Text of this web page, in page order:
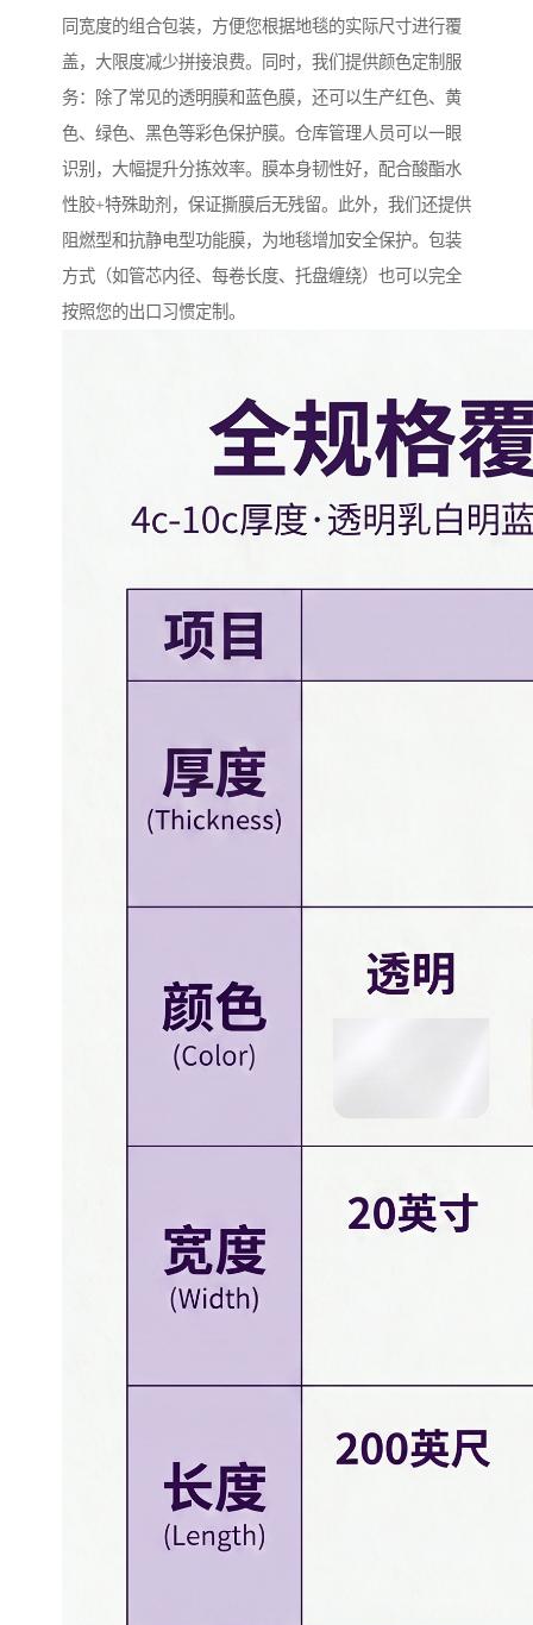
同宽度的组合包装，方便您根据地毯的实际尺寸进行覆
盖，大限度减少拼接浪费。同时，我们提供颜色定制服
务：除了常见的透明膜和蓝色膜，还可以生产红色、黄
色、绿色、黑色等彩色保护膜。仓库管理人员可以一眼
识别，大幅提升分拣效率。膜本身韧性好，配合酸酯水
性胶+特殊助剂，保证撕膜后无残留。此外，我们还提供
阻燃型和抗静电型功能膜，为地毯增加安全保护。包装
方式（如管芯内径、每卷长度、托盘缠绕）也可以完全
按照您的出口习惯定制。